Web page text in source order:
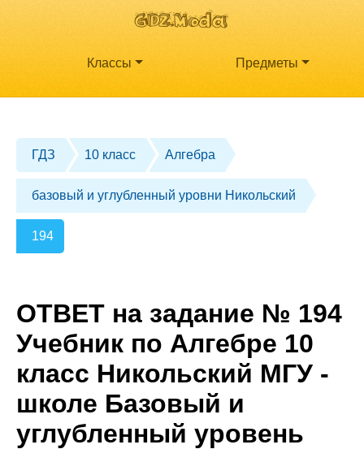
Классы Предметы
ГДЗ 10 класс Алгебра
базовый и углубленный уровни Никольский
194
ОТВЕТ на задание № 194
Учебник по Алгебре 10
класс Никольский МГУ -
школе Базовый и
углубленный уровень